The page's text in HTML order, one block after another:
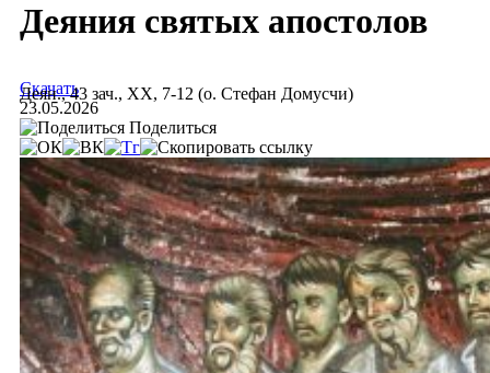
Деяния святых апостолов
Деян., 43 зач., XX, 7-12 (о. Стефан Домусчи)
Скачать
23.05.2026
Поделиться